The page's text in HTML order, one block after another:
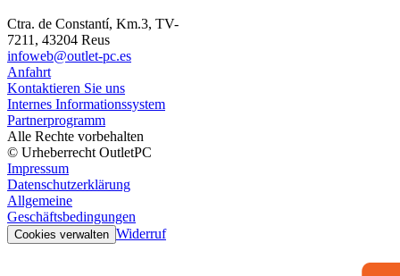
Ctra. de Constantí, Km.3, TV-
7211, 43204 Reus
infoweb@outlet-pc.es
Anfahrt
Kontaktieren Sie uns
Internes Informationssystem
Partnerprogramm
Alle Rechte vorbehalten
© Urheberrecht OutletPC
Impressum
Datenschutzerklärung
Allgemeine
Geschäftsbedingungen
Cookies verwalten Widerruf